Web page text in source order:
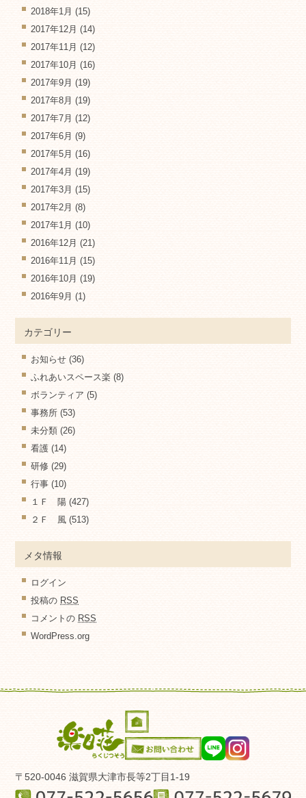
2018年1月 (15)
2017年12月 (14)
2017年11月 (12)
2017年10月 (16)
2017年9月 (19)
2017年8月 (19)
2017年7月 (12)
2017年6月 (9)
2017年5月 (16)
2017年4月 (19)
2017年3月 (15)
2017年2月 (8)
2017年1月 (10)
2016年12月 (21)
2016年11月 (15)
2016年10月 (19)
2016年9月 (1)
カテゴリー
お知らせ (36)
ふれあいスペース楽 (8)
ボランティア (5)
事務所 (53)
未分類 (26)
看護 (14)
研修 (29)
行事 (10)
１Ｆ 陽 (427)
２Ｆ 風 (513)
メタ情報
ログイン
投稿の RSS
コメントの RSS
WordPress.org
〒520-0046 滋賀県大津市長等2丁目1-19